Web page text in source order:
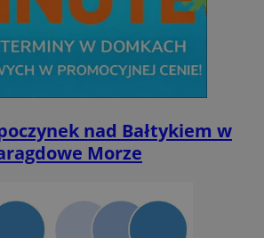
nad Bałtykiem w
Morze
pliki cookie umożliwiają korzystanie z podstawowych
korzystać ze strony internetowej.
Provider/
orzesze.com.pl
orzesze.com.pl